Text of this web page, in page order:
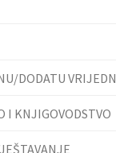
DODATU
I KNJIGOVODSTVO